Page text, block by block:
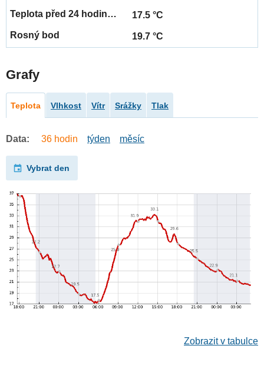
17.5 °C
19.7 °C
Grafy
Teplota Vlhkost Vítr Srážky Tlak
Data: 36 hodin týden měsíc
Vybrat den
Zobrazit v tabulce